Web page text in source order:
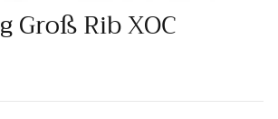
Groß Rib XOC